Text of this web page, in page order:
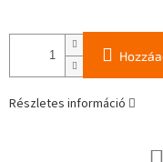
Részletes információ